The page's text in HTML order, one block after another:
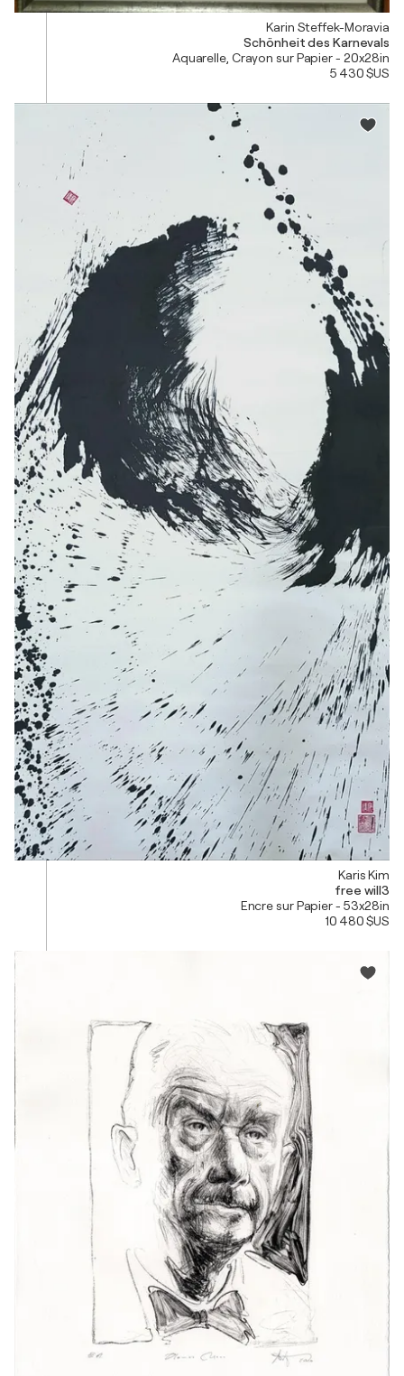
Karin Steffek-Moravia
Schönheit des Karnevals
Aquarelle, Crayon sur Papier - 20x28in
5 430 $US
Karis Kim
free will3
Encre sur Papier - 53x28in
10 480 $US